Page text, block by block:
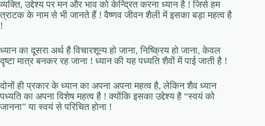
व्यक्ति, उद्देश्य पर मन और भाव को केन्द्रित करना ध्यान है ! जिसे हम
त्राटक के नाम से भी जानते हैं ! वैष्णव जीवन शैली में इसका बड़ा महत्व है
!
ध्यान का दूसरा अर्थ है विचारशून्य हो जाना, निष्क्रिय हो जाना, केवल
दृष्टा मात्र बनकर रह जाना ! ध्यान की यह पध्यति शैवों में पाई जाती है !
दोनों ही प्रकार के ध्यान का अपना अपना महत्व है, लेकिन शैव ध्यान
पध्यति का अपना विशेष महत्व है ! क्योंकि इसका उद्देश्य है “स्वयं को
जानना” या स्वयं से परिचित होना !